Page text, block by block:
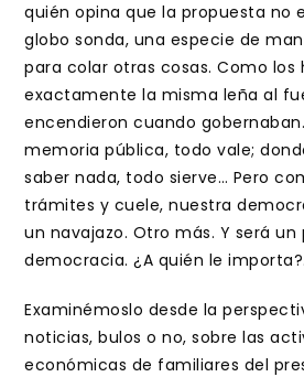
quién opina que la propuesta no
globo sonda, una especie de
para colar otras cosas. Como los
exactamente la misma leña al
encendieron cuando
memoria pública, todo vale;
saber nada, todo sierve… Pero
trámites y cuele, nuestra
un navajazo. Otro más. Y será un
democracia. ¿A quién le
Examinémoslo desde la
noticias, bulos o no, sobre las
económicas de familiares del